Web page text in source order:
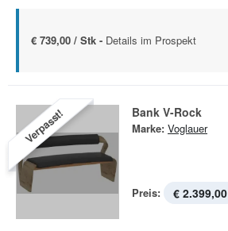
€ 739,00 / Stk - Details im Prospekt
Verpasst! Bank V-Rock
Marke: Voglauer
Preis: € 2.399,00